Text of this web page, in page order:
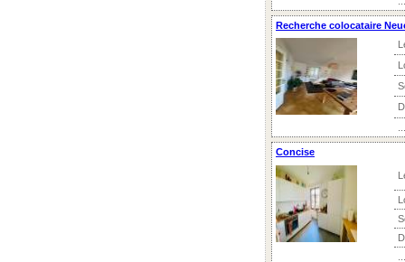
Recherche colocataire
Concise